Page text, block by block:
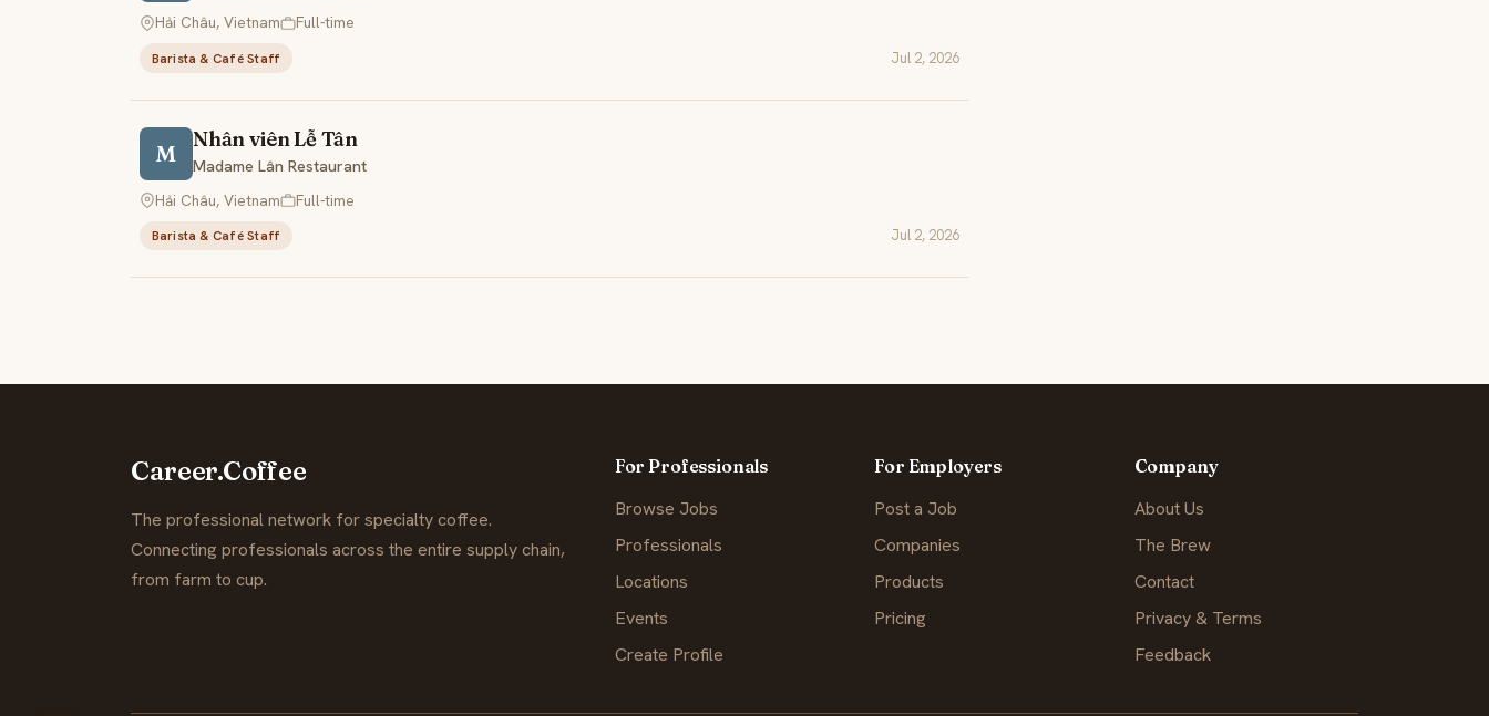
Hải Châu, Vietnam
Full-time
Barista & Café Staff Jul 2, 2026
M
Nhân viên Lễ Tân
Madame Lân Restaurant
Hải Châu, Vietnam
Full-time
Barista & Café Staff Jul 2, 2026
Career.Coffee
The professional network for specialty coffee.
Connecting professionals across the entire supply chain,
from farm to cup.
For Professionals
Browse Jobs
Professionals
Locations
Events
Create Profile
For Employers
Post a Job
Companies
Products
Pricing
Company
About Us
The Brew
Contact
Privacy & Terms
Feedback